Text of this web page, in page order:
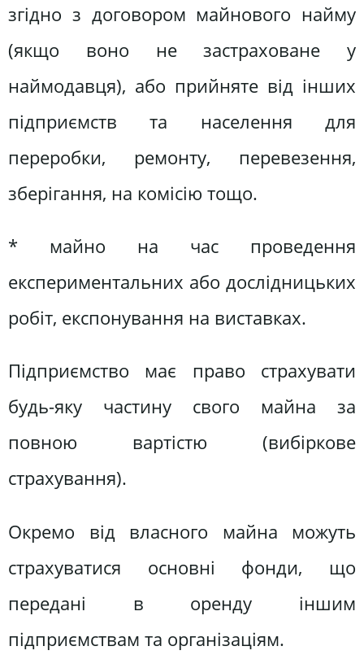
згідно з договором майнового найму
(якщо воно не застраховане у
наймодавця), або прийняте від інших
підприємств та населення для
переробки, ремонту, перевезення,
зберігання, на комісію тощо.
* майно на час проведення
експериментальних або дослідницьких
робіт, експонування на виставках.
Підприємство має право страхувати
будь-яку частину свого майна за
повною вартістю (вибіркове
страхування).
Окремо від власного майна можуть
страхуватися основні фонди, що
передані в оренду іншим
підприємствам та організаціям.